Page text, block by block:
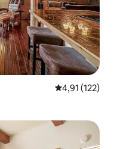
prosječna
4,91 (122)